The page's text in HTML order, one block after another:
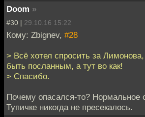
Doom »
#30 | 29.10.16 15:22
Кому: Zbignev, #28
> Всё хотел спросить за
быть посланным, а тут во как!
> Спасибо.
Почему опасался-то? Нормальное
Тупичке никогда не пресекалось.